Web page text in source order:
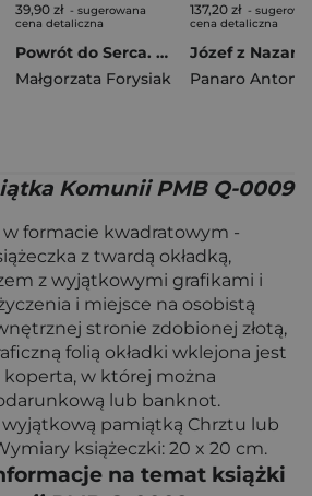
39,90 zł - sugerowana
cena detaliczna
Powrót do Serca. Co Bóg mówi o swym zranionym Sercu w przesłaniach Alicji Lenczewskiej, św. Małgorzaty, św. Faustyny i innych mistyków
Małgorzata Forysiak
137,20 zł -
cena detaliczna
Panaro
Komunii PMB Q-0009
w formacie kwadratowym -
z twardą okładką,
z wyjątkowymi grafikami i
i miejsce na osobistą
stronie zdobionej złotą,
folią okładki wklejona jest
koperta, w której można
lub banknot.
wyjątkową pamiątką Chrztu lub
książeczki: 20 x 20 cm.
na temat książki